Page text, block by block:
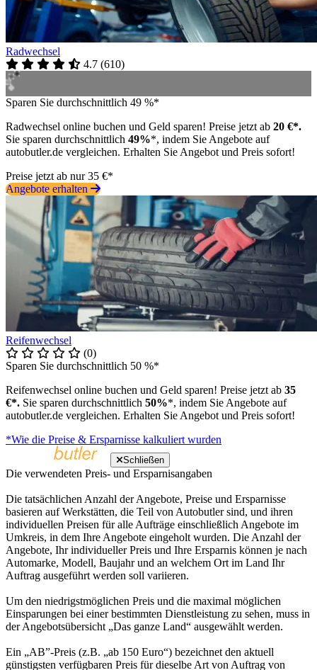
Radwechsel
4.7 (610)
Sparen Sie durchschnittlich 49 %*
Radwechsel online buchen und Geld sparen! Preise jetzt ab 20 €*.
Sie sparen durchschnittlich 49%*, indem Sie Angebote auf
autobutler.de vergleichen. Erhalten Sie Angebot und Preis sofort!
Preise jetzt ab nur 35 €*
Angebote erhalten
Reifenwechsel
(0)
Sparen Sie durchschnittlich 50 %*
Reifenwechsel online buchen und Geld sparen! Preise jetzt ab 35
€*. Sie sparen durchschnittlich 50%*, indem Sie Angebote auf
autobutler.de vergleichen. Erhalten Sie Angebot und Preis sofort!
*Wie die Preise & Ersparnisse kalkuliert wurden
Schließen
Die verwendeten Preis- und Ersparnisangaben
Die tatsächlichen Anzahl der Angebote, Preise und Ersparnisse
basieren auf Werkstätten, die Teil von Autobutler sind, und ihren
individuellen Preisen für alle Aufträge einschließlich Angebote im
Umkreis, in dem Ihre Angebote eingeholt wurden. Die Anzahl der
Angebote, Ihr individueller Preis und Ihre Ersparnis können je nach
Automarke, Modell, Baujahr und an welchem Ort im Land Ihr
Auftrag ausgeführt werden soll variieren.
Um den niedrigstmöglichen Preis und die maximal möglichen
Einsparungen bei einer bestimmten Dienstleistung zu sehen, muss in
der Angebotsübersicht „Das ganze Land“ ausgewählt werden.
Ein „AB”-Preis (z.B. „ab 150 Euro“) bezeichnet den aktuell
günstigsten verfügbaren Preis für dieselbe Art von Auftrag von